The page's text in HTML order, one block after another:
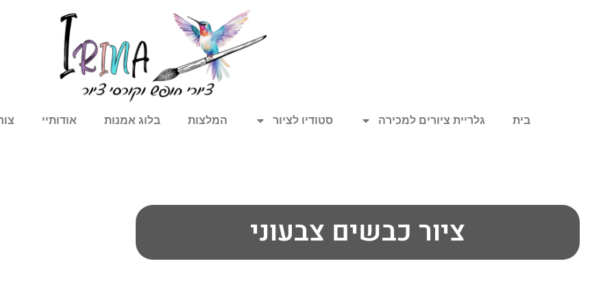
בית גלריית ציורים למכירה סטודיו לציור המלצות בלוג אמנות אודותיי
ציור כבשים צבעוני